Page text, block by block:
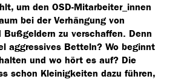
um den OSD-Mitarbeiter_innen
bei der Verhängung von
Bußgeldern zu verschaffen. Denn
aggressives Betteln? Wo beginnt
und wo hört es auf? Die
schon Kleinigkeiten dazu führen,